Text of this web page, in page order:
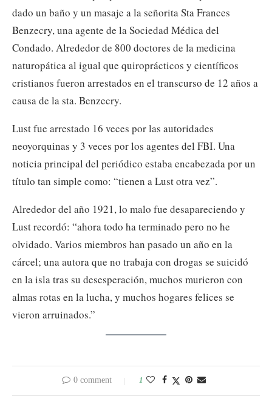
dado un baño y un masaje a la señorita Sta Frances
Benzecry, una agente de la Sociedad Médica del
Condado. Alrededor de 800 doctores de la medicina
naturopática al igual que quiroprácticos y científicos
cristianos fueron arrestados en el transcurso de 12 años a
causa de la sta. Benzecry.
Lust fue arrestado 16 veces por las autoridades
neoyorquinas y 3 veces por los agentes del FBI. Una
noticia principal del periódico estaba encabezada por un
título tan simple como: “tienen a Lust otra vez”.
Alrededor del año 1921, lo malo fue desapareciendo y
Lust recordó: “ahora todo ha terminado pero no he
olvidado. Varios miembros han pasado un año en la
cárcel; una autora que no trabaja con drogas se suicidó
en la isla tras su desesperación, muchos murieron con
almas rotas en la lucha, y muchos hogares felices se
vieron arruinados.”
0 comment 1